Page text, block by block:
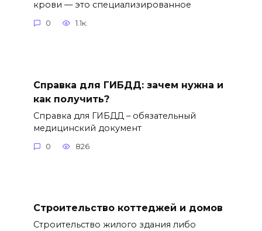
крови — это специализированное
0 1.1к.
Справка для ГИБДД: зачем нужна и
как получить?
Справка для ГИБДД – обязательный
медицинский документ
0 826
Строительство коттеджей и домов
Строительство жилого здания либо